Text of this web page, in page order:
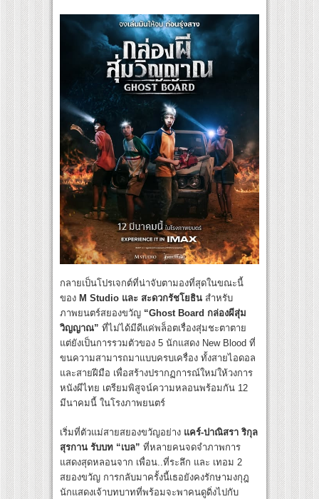
กลายเป็นโปรเจกต์ที่น่าจับตามองที่สุดในขณะนี้
ของ M Studio และ สะดวกรัชโยธิน สำหรับ
ภาพยนตร์สยองขวัญ “Ghost Board กล่องผีสุ่ม
วิญญาณ” ที่ไม่ได้มีดีแค่พล็อตเรื่องสุ่มชะตาตาย
แต่ยังเป็นการรวมตัวของ 5 นักแสดง New Blood ที่
ขนความสามารถมาแบบครบเครื่อง ทั้งสายไอดอล
และสายฝีมือ เพื่อสร้างปรากฏการณ์ใหม่ให้วงการ
หนังผีไทย เตรียมพิสูจน์ความหลอนพร้อมกัน 12
มีนาคมนี้ ในโรงภาพยนตร์
เริ่มที่ตัวแม่สายสยองขวัญอย่าง แคร์-ปาณิสรา ริกุล
สุรกาน รับบท “เบล” ที่หลายคนจดจำภาพการ
แสดงสุดหลอนจาก เพื่อน..ที่ระลึก และ เทอม 2
สยองขวัญ การกลับมาครั้งนี้เธอยังคงรักษามงกุฎ
นักแสดงเจ้าบทบาทที่พร้อมจะพาคนดูดิ่งไปกับ